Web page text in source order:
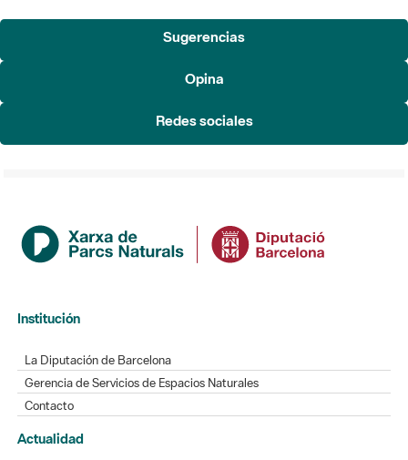
Sugerencias
Opina
Redes sociales
Institución
La Diputación de Barcelona
Gerencia de Servicios de Espacios Naturales
Contacto
Actualidad